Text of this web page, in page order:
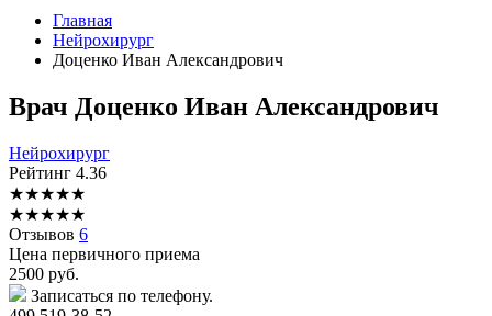
Главная
Нейрохирург
Доценко Иван Александрович
Врач Доценко Иван Александрович
Нейрохирург
Рейтинг 4.36
★★★★★
★★★★★
Отзывов 6
Цена первичного приема
2500 руб.
Записаться по телефону.